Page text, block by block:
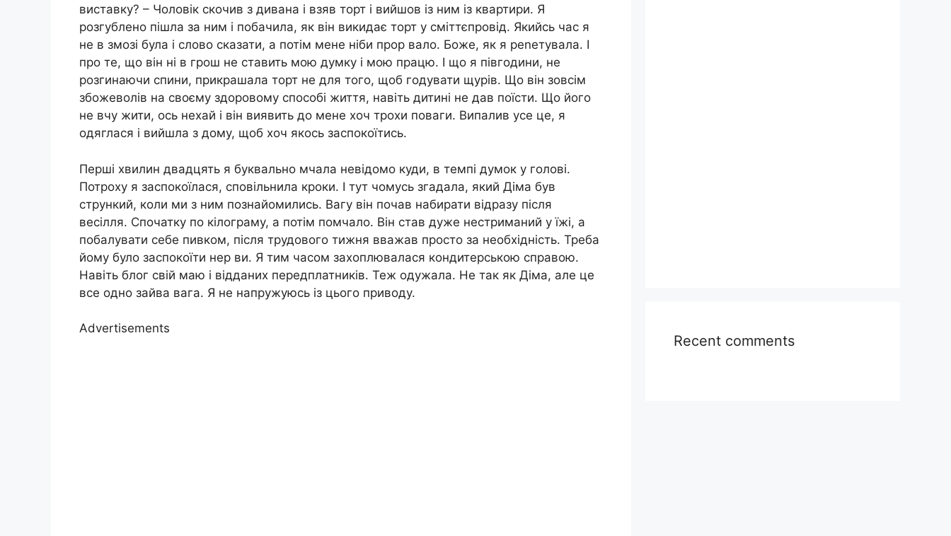
виставку? – Чоловік скочив з дивана і взяв торт і вийшов із ним із квартири. Я
розгублено пішла за ним і побачила, як він викидає торт у сміттєпровід. Якийсь час я
не в змозі була і слово сказати, а потім мене ніби прор вало. Боже, як я реnетувала. І
про те, що він ні в грош не ставить мою думку і мою працю. І що я півгодини, не
розгинаючи спини, прикрашала торт не для того, щоб годувати щурів. Що він зовсім
збожеволів на своєму здоровому способі життя, навіть дитині не дав поїсти. Що його
не вчу жити, ось нехай і він виявить до мене хоч трохи поваги. Випалив усе це, я
одяглася і вийшла з дому, щоб хоч якось заспокоїтись.
Перші хвилин двадцять я буквально мчала невідомо куди, в темпі думок у голові.
Потроху я заспокоїлася, сповільнила кроки. І тут чомусь згадала, який Діма був
стрункий, коли ми з ним познайомились. Вагу він почав набирати відразу після
весілля. Спочатку по кілограму, а потім помчало. Він став дуже нестриманий у їжі, а
побалувати себе пивком, після трудового тижня вважав просто за необхідність. Треба
йому було заспокоїти нер ви. Я тим часом захоплювалася кондитерською справою.
Навіть блог свій маю і відданих передплатників. Теж одужала. Не так як Діма, але це
все одно зайва вага. Я не напружуюсь із цього приводу.
Advertisements
Recent comments